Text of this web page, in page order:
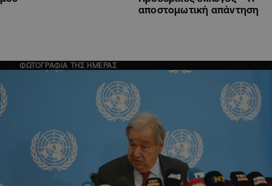
αποστομωτική απάντηση
ΦΩΤΟΓΡΑΦΙΑ ΤΗΣ ΗΜΕΡΑΣ